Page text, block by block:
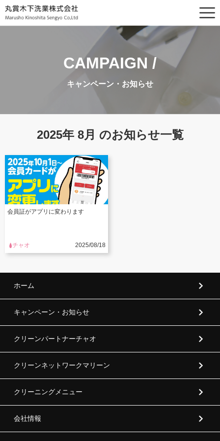
CAMPAIGN /
キャンペーン・お知らせ
2025年 8月 のお知らせ一覧
会員証がアプリに変わります
チャオ 2025/08/18
ホーム
キャンペーン・お知らせ
クリーンパートナーチャオ
クリーンネットワークマリーン
クリーニングメニュー
会社情報